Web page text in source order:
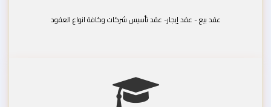
عقد بيع - عقد إيجار- عقد تأسيس شركات وكافة انواع العقود